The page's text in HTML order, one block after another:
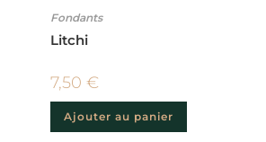
Fondants
Litchi
7,50 €
Ajouter au panier